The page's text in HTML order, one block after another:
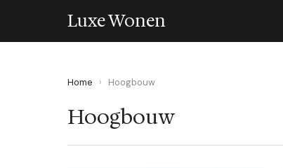
Luxe Wonen
Home › Hoogbouw
Hoogbouw